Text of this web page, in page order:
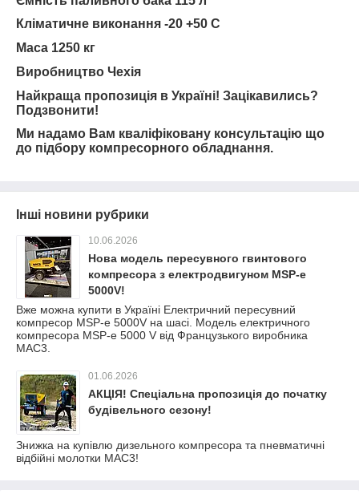
Кліматичне виконання -20 +50 С
Маса 1250 кг
Виробництво Чехія
Найкраща пропозиція в Україні! Зацікавились?
Подзвонити!
Ми надамо Вам кваліфіковану консультацію що
до підбору компресорного обладнання.
Інші новини рубрики
10.06.2026
Нова модель пересувного гвинтового
компресора з електродвигуном MSP-e
5000V!
Вже можна купити в Україні Електричний пересувний
компресор MSP-e 5000V на шасі. Модель електричного
компресора MSP-e 5000 V від Французького виробника
MAC3.
01.06.2026
АКЦІЯ! Спеціальна пропозиція до початку
будівельного сезону!
Знижка на купівлю дизельного компресора та пневматичні
відбійні молотки MAC3!